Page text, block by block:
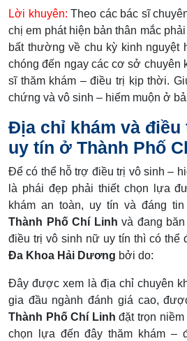
Lời khuyên: Theo các bác sĩ
chị em phát hiện bản thân mắc
bất thường về chu kỳ kinh nguyệt
chóng đến ngay các cơ sở chuyên
sĩ thăm khám – điều trị kịp thời.
chứng và vô sinh – hiếm muộn ở
Địa chỉ khám và
uy tín ở Thành Phố
Để có thể hỗ trợ điều trị vô sinh –
là phái đẹp phải thiết chọn lựa
khám an toàn, uy tín và đáng
Thành Phố Chí Linh và đang
điều trị vô sinh nữ uy tín thì có thể
Đa Khoa Hải Dương bởi do:
Đây được xem là địa chỉ chuyên
gia đầu ngành đánh giá cao,
Thành Phố Chí Linh đặt trọn
chọn lựa đến đây thăm khám –